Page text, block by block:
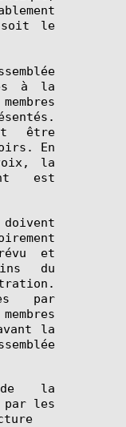
soit le
à la
être
En
la
est
et
du
par
la
de la
par les